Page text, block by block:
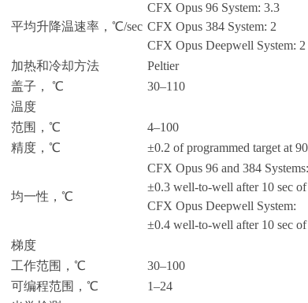
平均升降温速率， ℃/sec
CFX Opus 96 System: 3.3
CFX Opus 384 System: 2
CFX Opus Deepwell System: 2
加热和冷却方法
Peltier
盖子，
℃
30–110
温度
范围， ℃
4–100
精度， ℃ ±0.2 of programmed target at
均一性， ℃
CFX Opus 96 and 384 Systems:
±0.3 well-to-well after 10 sec
CFX Opus Deepwell System:
±0.4 well-to-well after 10 sec
梯度
工作范围， ℃
30–100
可编程范围， ℃
1–24